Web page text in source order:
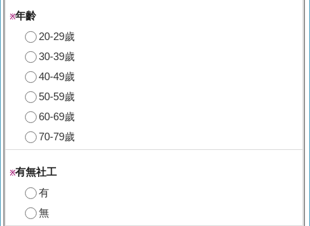
※年齡
20-29歲
30-39歲
40-49歲
50-59歲
60-69歲
70-79歲
※有無社工
有
無